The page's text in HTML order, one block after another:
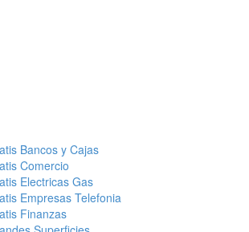
Bancos y Cajas
Comercio
Electricas Gas
Empresas Telefonia
Finanzas